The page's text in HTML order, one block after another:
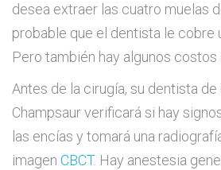
desea extraer las cuatro muelas
probable que el dentista le cobre
Pero también hay algunos costos
Antes de la cirugía, su dentista de
Champsaur verificará si hay
las encías y tomará una
imagen CBCT. Hay anestesia